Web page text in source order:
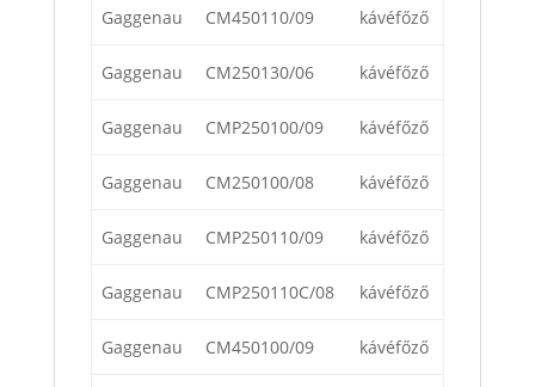
Gaggenau CM450110/09 kávéfőző
Gaggenau CM250130/06 kávéfőző
Gaggenau CMP250100/09 kávéfőző
Gaggenau CM250100/08 kávéfőző
Gaggenau CMP250110/09 kávéfőző
Gaggenau CMP250110C/08 kávéfőző
Gaggenau CM450100/09 kávéfőző